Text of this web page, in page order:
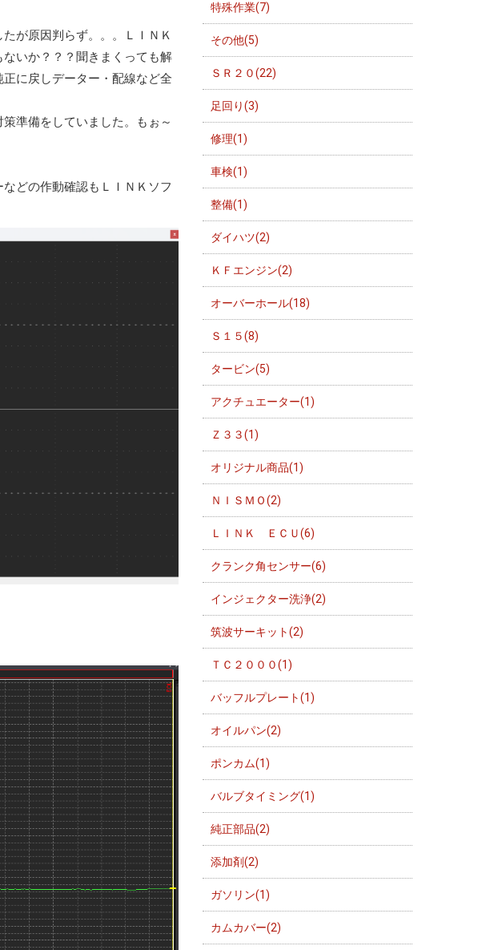
が原因判らず。。。ＬＩＮＫ
いか？？？聞きまくっても解
に戻しデーター・配線など全
準備をしていました。もぉ～
どの作動確認もＬＩＮＫソフ
特殊作業(7)
その他(5)
ＳＲ２０(22)
足回り(3)
修理(1)
車検(1)
整備(1)
ダイハツ(2)
ＫＦエンジン(2)
オーバーホール(18)
Ｓ１５(8)
タービン(5)
アクチュエーター(1)
Ｚ３３(1)
オリジナル商品(1)
ＮＩＳＭＯ(2)
ＬＩＮＫ ＥＣＵ(6)
クランク角センサー(6)
インジェクター洗浄(2)
筑波サーキット(2)
ＴＣ２０００(1)
バッフルプレート(1)
オイルパン(2)
ポンカム(1)
バルブタイミング(1)
純正部品(2)
添加剤(2)
ガソリン(1)
カムカバー(2)